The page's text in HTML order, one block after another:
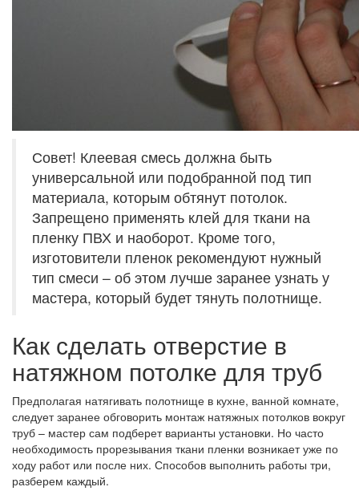
Совет! Клеевая смесь должна быть
универсальной или подобранной под тип
материала, которым обтянут потолок.
Запрещено применять клей для ткани на
пленку ПВХ и наоборот. Кроме того,
изготовители пленок рекомендуют нужный
тип смеси – об этом лучше заранее узнать у
мастера, который будет тянуть полотнище.
Как сделать отверстие в
натяжном потолке для труб
Предполагая натягивать полотнище в кухне, ванной комнате,
следует заранее обговорить монтаж натяжных потолков вокруг
труб – мастер сам подберет варианты установки. Но часто
необходимость прорезывания ткани пленки возникает уже по
ходу работ или после них. Способов выполнить работы три,
разберем каждый.